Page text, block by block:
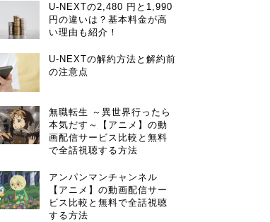
U-NEXTの2,480 円と1,990
円の違いは？基本料金が高
い理由も紹介！
U-NEXTの解約方法と解約前
の注意点
無職転生 ～異世界行ったら
本気だす～【アニメ】の動
画配信サービス比較と無料
で全話視聴する方法
アンパンマンチャンネル
【アニメ】の動画配信サー
ビス比較と無料で全話視聴
する方法